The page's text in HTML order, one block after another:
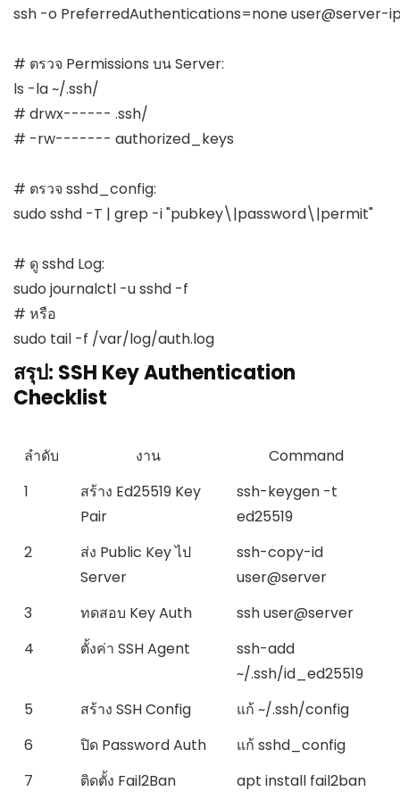
ssh -o PreferredAuthentications=none user@server-
# ตรวจ Permissions บน Server:
ls -la ~/.ssh/
# drwx------ .ssh/
# -rw------- authorized_keys
# ตรวจ sshd_config:
sudo sshd -T | grep -i "pubkey\|password\|permit"
# ดู sshd Log:
sudo journalctl -u sshd -f
# หรือ
sudo tail -f /var/log/auth.log
สรุป: SSH Key Authentication
Checklist
ลำดับ งาน
Command
1
สร้าง Ed25519 Key
Pair
ssh-keygen -t
ed25519
2
ส่ง Public Key ไป
Server
ssh-copy-id
user@server
3
ทดสอบ Key Auth
ssh user@server
4
ตั้งค่า SSH Agent
ssh-add
~/.ssh/id_ed25519
5
สร้าง SSH Config แก้~/.ssh/config
6
ปิด Password Auth แก้sshd_config
7
ติดตั้ง Fail2Ban
apt install fail2ban